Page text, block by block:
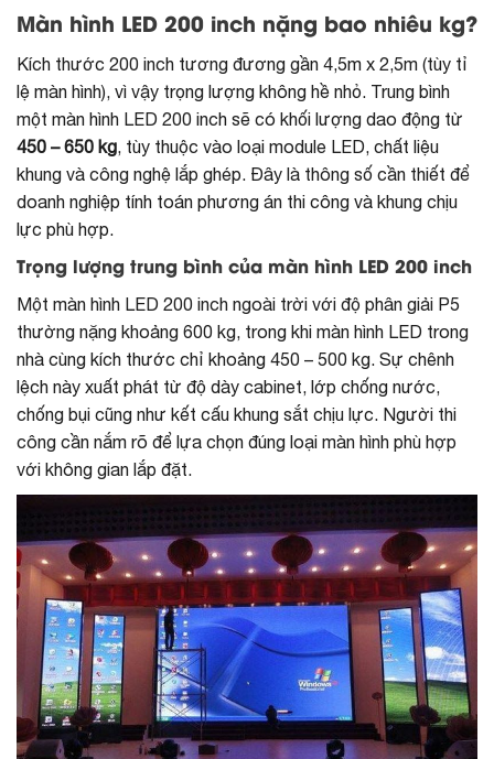
Màn hình LED 200 inch nặng bao nhiêu kg?
Kích thước 200 inch tương đương gần 4,5m x 2,5m (tùy tỉ
lệ màn hình), vì vậy trọng lượng không hề nhỏ. Trung bình
một màn hình LED 200 inch sẽ có khối lượng dao động từ
450 – 650 kg , tùy thuộc vào loại module LED, chất liệu
khung và công nghệ lắp ghép. Đây là thông số cần thiết để
doanh nghiệp tính toán phương án thi công và khung chịu
lực phù hợp.
Trọng lượng trung bình của màn hình LED 200 inch
Một màn hình LED 200 inch ngoài trời với độ phân giải P5
thường nặng khoảng 600 kg, trong khi màn hình LED trong
nhà cùng kích thước chỉ khoảng 450 – 500 kg. Sự chênh
lệch này xuất phát từ độ dày cabinet, lớp chống nước,
chống bụi cũng như kết cấu khung sắt chịu lực. Người thi
công cần nắm rõ để lựa chọn đúng loại màn hình phù hợp
với không gian lắp đặt.